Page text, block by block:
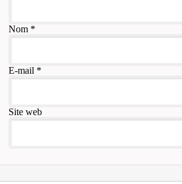
Nom*
E-mail *
Site web